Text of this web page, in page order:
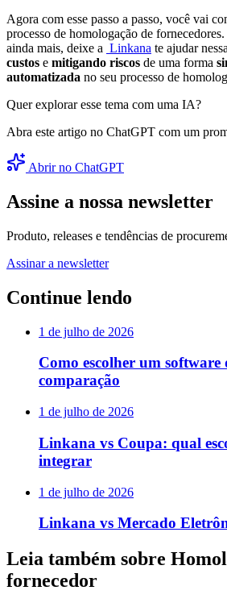
Agora com esse passo a passo, você vai
processo de homologação de
ainda mais, deixe a Linkana te ajudar
custos e mitigando riscos de uma forma
automatizada no seu processo de
Quer explorar esse tema com uma IA?
Abra este artigo no ChatGPT com um
Abrir no ChatGPT
Assine a nossa newsletter
Produto, releases e tendências de
Assinar a newsletter
Continue lendo
1 de julho de 2026
Como escolher um
comparação
1 de julho de 2026
Linkana vs Coupa: qual
integrar
1 de julho de 2026
Linkana vs Mercado
Leia também sobre
fornecedor